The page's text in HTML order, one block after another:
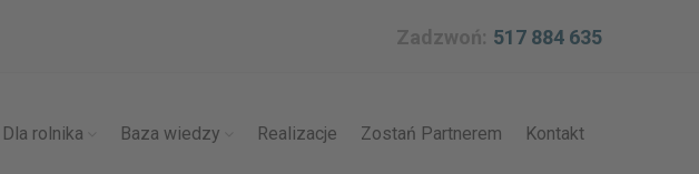
Zadzwoń: 517 884 635
Dla rolnika Baza wiedzy Realizacje Zostań Partnerem Kontakt